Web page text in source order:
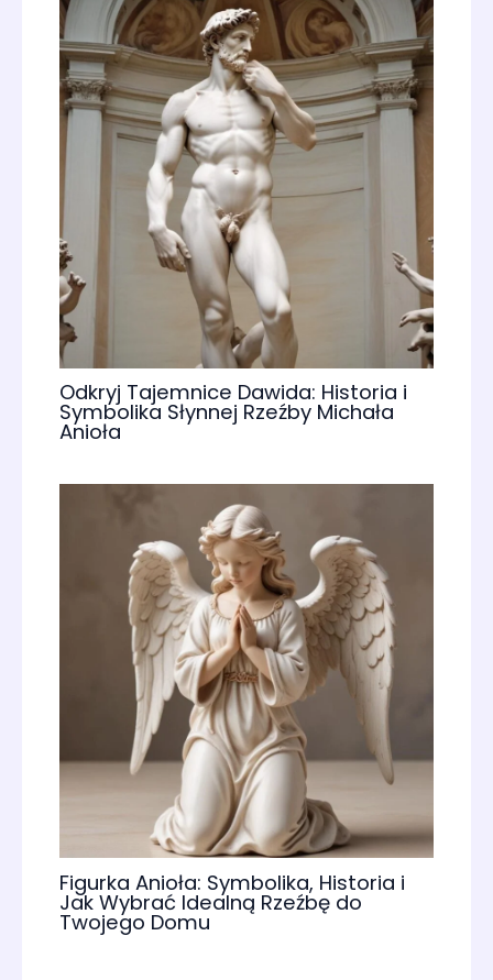
Odkryj Tajemnice Dawida: Historia i
Symbolika Słynnej Rzeźby Michała
Anioła
Figurka Anioła: Symbolika, Historia i
Jak Wybrać Idealną Rzeźbę do
Twojego Domu